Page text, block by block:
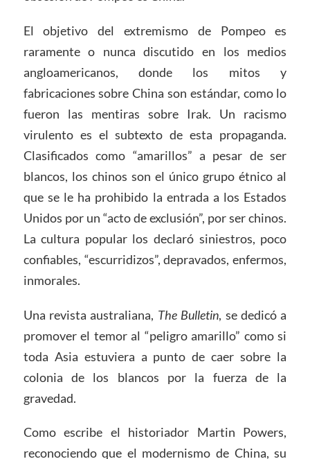
El objetivo del extremismo de Pompeo es
raramente o nunca discutido en los medios
angloamericanos, donde los mitos y
fabricaciones sobre China son estándar, como lo
fueron las mentiras sobre Irak. Un racismo
virulento es el subtexto de esta propaganda.
Clasificados como “amarillos” a pesar de ser
blancos, los chinos son el único grupo étnico al
que se le ha prohibido la entrada a los Estados
Unidos por un “acto de exclusión”, por ser chinos.
La cultura popular los declaró siniestros, poco
confiables, “escurridizos”, depravados, enfermos,
inmorales.
Una revista australiana, The Bulletin, se dedicó a
promover el temor al “peligro amarillo” como si
toda Asia estuviera a punto de caer sobre la
colonia de los blancos por la fuerza de la
gravedad.
Como escribe el historiador Martin Powers,
reconociendo que el modernismo de China, su